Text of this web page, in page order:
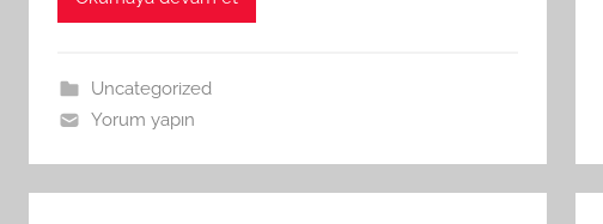
Uncategorized
Yorum yapın